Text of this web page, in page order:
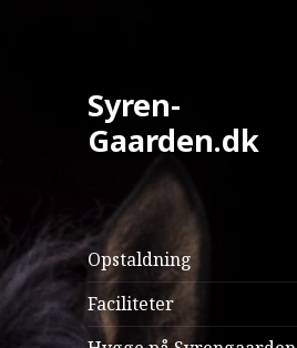
Syren-
Gaarden.dk
Opstaldning
Faciliteter